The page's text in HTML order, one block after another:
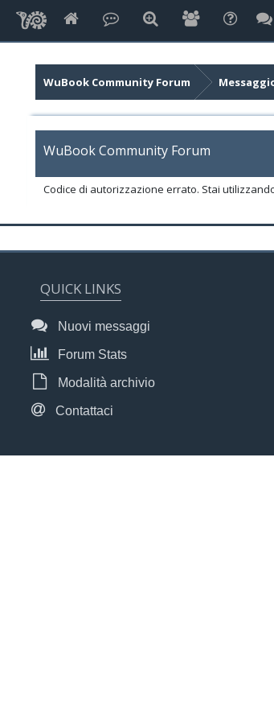
WuBook Community Forum
WuBook Community Forum
Codice di autorizzazione errato. Stai
QUICK LINKS
Nuovi messaggi
Forum Stats
Modalità archivio
Contattaci